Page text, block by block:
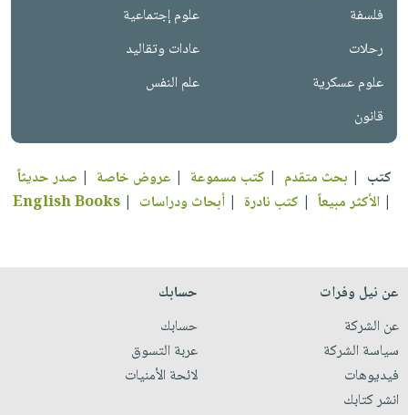
فلسفة
علوم إجتماعية
رحلات
عادات وتقاليد
علوم عسكرية
علم النفس
قانون
كتب | بحث متقدم | كتب مسموعة | عروض خاصة | صدر حديثاً
| الأكثر مبيعاً | كتب نادرة | أبحاث ودراسات |
English Books
عن نيل وفرات
عن الشركة
سياسة الشركة
فيديوهات
انشر كتابك
حسابك
حسابك
عربة التسوق
لائحة الأمنيات